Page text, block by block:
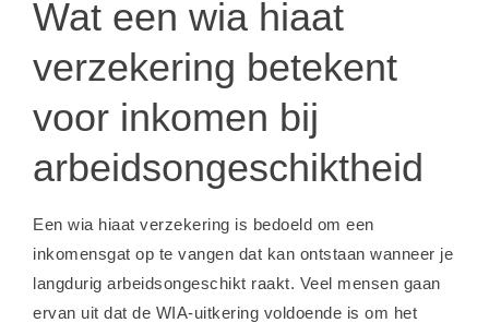
Wat een wia hiaat
verzekering betekent
voor inkomen bij
arbeidsongeschiktheid
Een wia hiaat verzekering is bedoeld om een
inkomensgat op te vangen dat kan ontstaan wanneer je
langdurig arbeidsongeschikt raakt. Veel mensen gaan
ervan uit dat de WIA-uitkering voldoende is om het